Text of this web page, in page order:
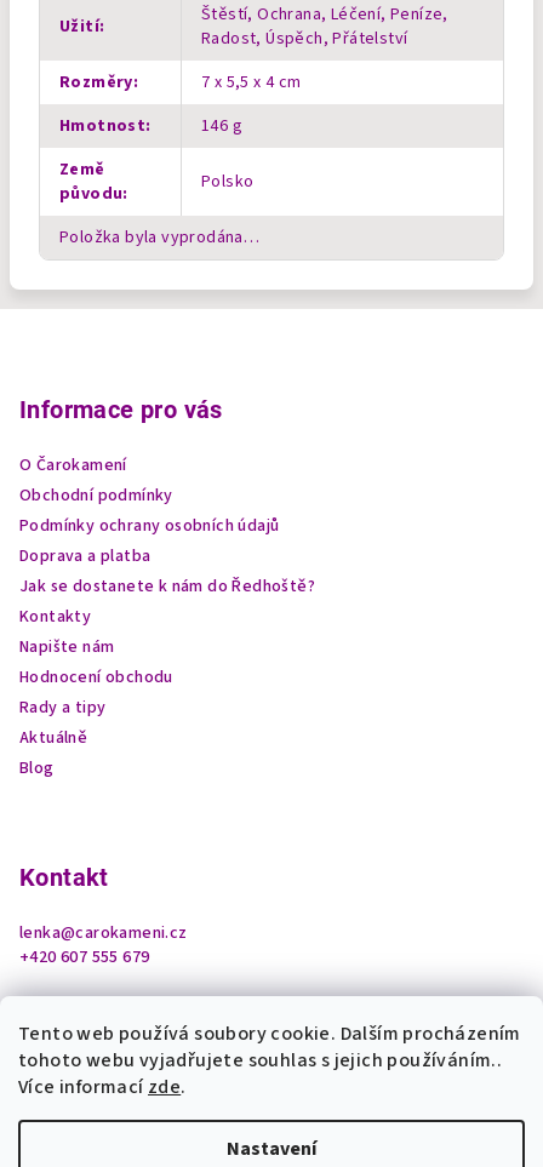
Tento web používá soubory cookie. Dalším procházením
tohoto webu vyjadřujete souhlas s jejich používáním..
Více informacízde.
Nastavení
Užití:
Štěstí, Ochrana, Léčení, Peníze,
Radost, Úspěch, Přátelství
Rozměry:
7 x 5,5 x 4 cm
Hmotnost:
146 g
Země
původu: Polsko
Položka byla vyprodána…
Informace pro vás
O Čarokamení
Obchodní podmínky
Podmínky ochrany osobních údajů
Doprava a platba
Jak se dostanete k nám do Ředhoště?
Kontakty
Napište nám
Hodnocení obchodu
Rady a tipy
Aktuálně
Blog
Kontakt
lenka@carokameni.cz
+420 607 555 679